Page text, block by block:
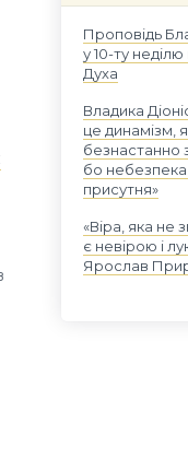
Проповідь
у 10-ту
Духа
Владика
це динамізм,
безнастанно
бо небезпека
присутня»
«Віра, яка не
є невірою і
Ярослав